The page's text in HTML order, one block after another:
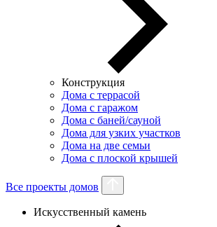
Конструкция
Дома с террасой
Дома с гаражом
Дома с баней/сауной
Дома для узких участков
Дома на две семьи
Дома с плоской крышей
Все проекты домов
Искусственный камень